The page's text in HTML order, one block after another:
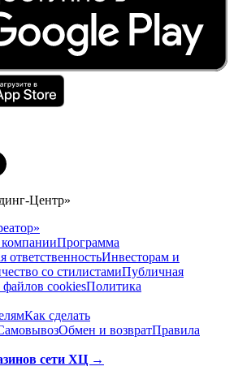
Центр»
Программа
ответственностьИнвесторам и
со стилистамиПубличная
cookiesПолитика
Как сделать
Обмен и возвратПравила
сети ХЦ →